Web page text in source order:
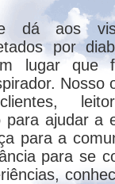
que a
do
"Nós
o
o corpo
dá aos
por
lugar que
Nosso
ajudar a
para a
para se